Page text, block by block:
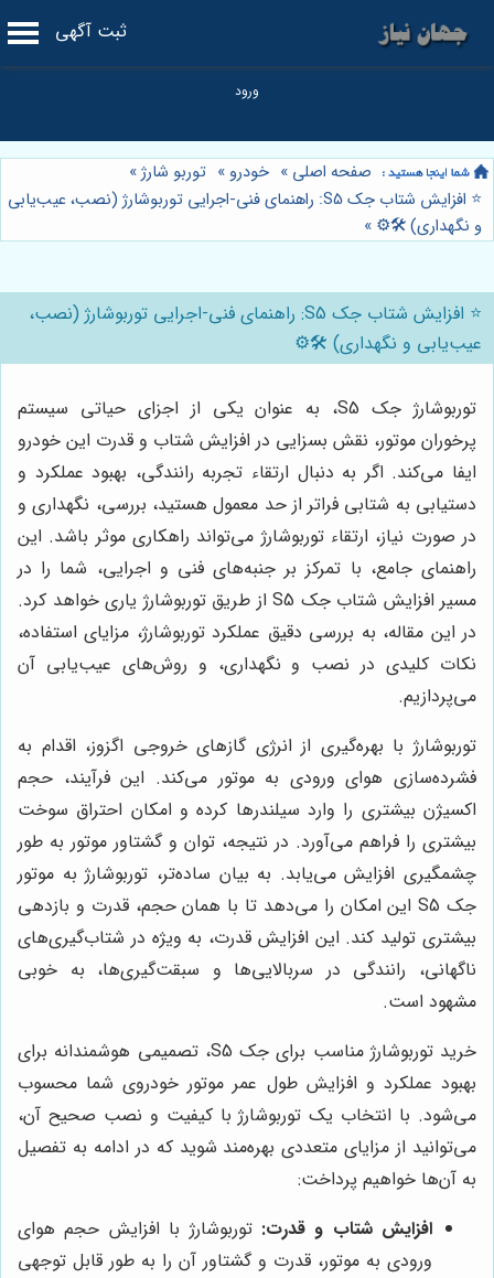
ثبت آگهی
صفحه اصلی » خودرو » توربو شارژ»
⭐️ افزایش شتاب جک S5: راهنمای فنی-اجرایی توربوشارژ (نصب، عیب‌یابی
و نگهداری) 🛠️⚙️ »
⭐️ افزایش شتاب جک S5: راهنمای فنی-اجرایی توربوشارژ (نصب،
عیب‌یابی و نگهداری) 🛠️⚙️
توربوشارژ جک S5، به عنوان یکی از اجزای حیاتی سیستم
پرخوران موتور، نقش بسزایی در افزایش شتاب و قدرت این خودرو
ایفا می‌کند. اگر به دنبال ارتقاء تجربه رانندگی، بهبود عملکرد و
دستیابی به شتابی فراتر از حد معمول هستید، بررسی، نگهداری و
در صورت نیاز، ارتقاء توربوشارژ می‌تواند راهکاری موثر باشد. این
راهنمای جامع، با تمرکز بر جنبه‌های فنی و اجرایی، شما را در
مسیر افزایش شتاب جک S5 از طریق توربوشارژ یاری خواهد کرد.
در این مقاله، به بررسی دقیق عملکرد توربوشارژ، مزایای استفاده،
نکات کلیدی در نصب و نگهداری، و روش‌های عیب‌یابی آن
می‌پردازیم.
توربوشارژ با بهره‌گیری از انرژی گازهای خروجی اگزوز، اقدام به
فشرده‌سازی هوای ورودی به موتور می‌کند. این فرآیند، حجم
اکسیژن بیشتری را وارد سیلندرها کرده و امکان احتراق سوخت
بیشتری را فراهم می‌آورد. در نتیجه، توان و گشتاور موتور به طور
چشمگیری افزایش می‌یابد. به بیان ساده‌تر، توربوشارژ به موتور
جک S5 این امکان را می‌دهد تا با همان حجم، قدرت و بازدهی
بیشتری تولید کند. این افزایش قدرت، به ویژه در شتاب‌گیری‌های
ناگهانی، رانندگی در سربالایی‌ها و سبقت‌گیری‌ها، به خوبی
مشهود است.
خرید توربوشارژ مناسب برای جک S5، تصمیمی هوشمندانه برای
بهبود عملکرد و افزایش طول عمر موتور خودروی شما محسوب
می‌شود. با انتخاب یک توربوشارژ با کیفیت و نصب صحیح آن،
می‌توانید از مزایای متعددی بهره‌مند شوید که در ادامه به تفصیل
به آن‌ها خواهیم پرداخت:
افزایش شتاب و قدرت: توربوشارژ با افزایش حجم هوای
ورودی به موتور، قدرت و گشتاور آن را به طور قابل توجهی